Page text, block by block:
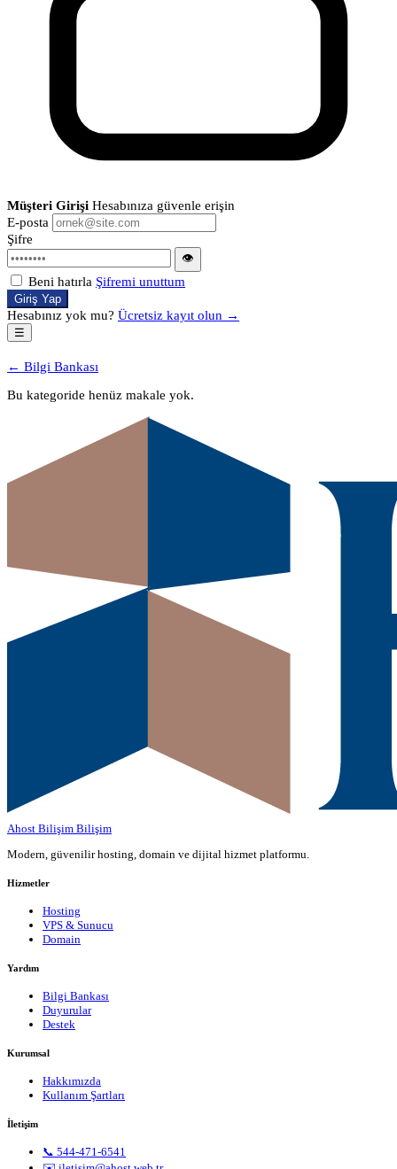
Müşteri Girişi Hesabınıza güvenle erişin
E-posta
Şifre
👁
Beni hatırla Şifremi unuttum
Giriş Yap
Hesabınız yok mu? Ücretsiz kayıt olun →
☰
← Bilgi Bankası
Bu kategoride henüz makale yok.
Ahost Bilişim Bilişim
Modern, güvenilir hosting, domain ve dijital hizmet platformu.
Hizmetler
Hosting
VPS & Sunucu
Domain
Yardım
Bilgi Bankası
Duyurular
Destek
Kurumsal
Hakkımızda
Kullanım Şartları
İletişim
📞 544-471-6541